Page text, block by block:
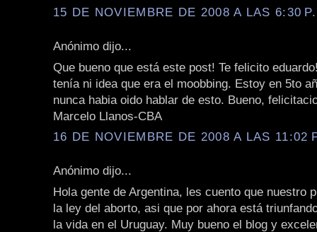
15 DE NOVIEMBRE DE 2008 A LAS 6:30
Anónimo dijo...
Que bueno que está este post! Te felicito
tenía ni idea que era el moobbing. Estoy en 5to
nunca habia oido hablar de esto. Bueno,
Marcelo Llanos-CBA
16 DE NOVIEMBRE DE 2008 A LAS 11:02
Anónimo dijo...
Hola gente de Argentina, les cuento que nuestro
la ley del aborto, asi que por ahora está
la vida en el Uruguay. Muy bueno el blog y